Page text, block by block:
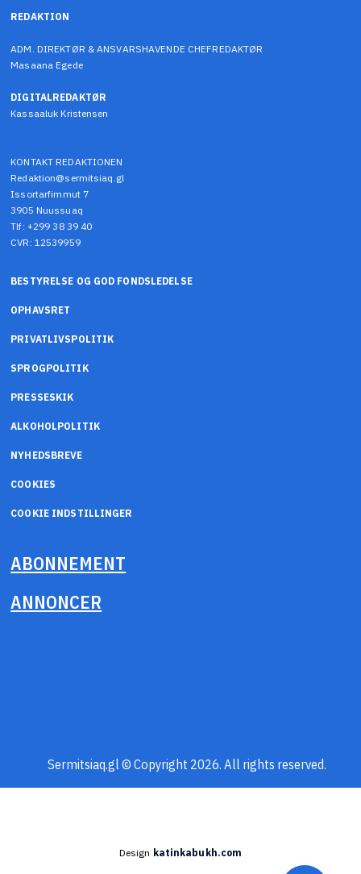
REDAKTION
ADM. DIREKTØR & ANSVARSHAVENDE CHEFREDAKTØR
Masaana Egede
DIGITALREDAKTØR
Kassaaluk Kristensen
KONTAKT REDAKTIONEN
Redaktion@sermitsiaq.gl
Issortarfimmut 7
3905 Nuussuaq
Tlf: +299 38 39 40
CVR: 12539959
BESTYRELSE OG GOD FONDSLEDELSE
OPHAVSRET
PRIVATLIVSPOLITIK
SPROGPOLITIK
PRESSESKIK
ALKOHOLPOLITIK
NYHEDSBREVE
COOKIES
COOKIE INDSTILLINGER
ABONNEMENT
ANNONCER
Sermitsiaq.gl © Copyright 2026. All rights reserved.
Design katinkabukh.com